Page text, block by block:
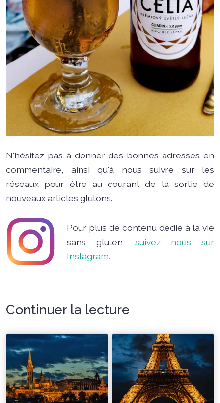
N'hésitez pas à donner des bonnes adresses en
commentaire, ainsi qu'à nous suivre sur les
réseaux pour être au courant de la sortie de
nouveaux articles glutons.
Pour plus de contenu dedié à la vie
sans gluten, suivez nous sur
Instagram.
Continuer la lecture